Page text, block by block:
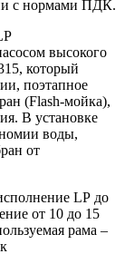
с нормами ПДК.
высокого
который
поэтапное
(Flash-мойка),
В установке
воды,
от
LP до
от 10 до 15
рама –